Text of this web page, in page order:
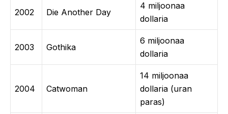
2002 Die Another Day
4 miljoonaa
dollaria
2003 Gothika
6 miljoonaa
dollaria
2004 Catwoman
14 miljoonaa
dollaria (uran
paras)